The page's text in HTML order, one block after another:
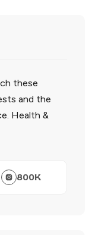
these
and the
Health &
800K